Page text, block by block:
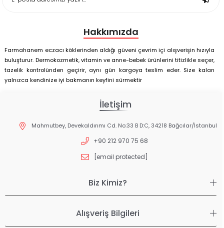
Hakkımızda
Farmahanem eczacı köklerinden aldığı güveni çevrim içi alışverişin hızıyla
buluşturur. Dermokozmetik, vitamin ve anne-bebek ürünlerini titizlikle seçer,
tazelik kontrolünden geçirir, aynı gün kargoya teslim eder. Size kalan
yalnızca kendinize iyi bakmanın keyfini sürmektir
İletişim
Mahmutbey, Devekaldırımı Cd. No:33 B D:C, 34218 Bağcılar/İstanbul
+90 212 970 75 68
[email protected]
Biz Kimiz?
Alışveriş Bilgileri